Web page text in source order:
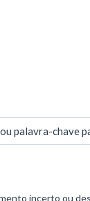
palavra-chave
incerto ou